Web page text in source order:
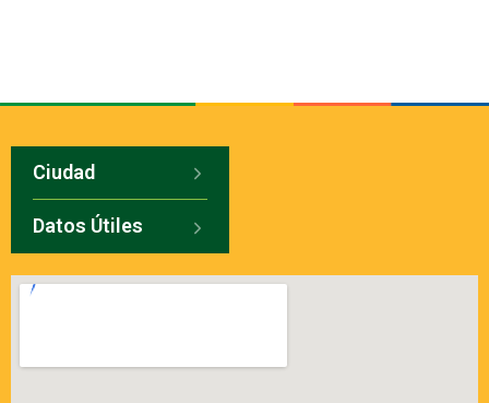
Ciudad
Datos Útiles